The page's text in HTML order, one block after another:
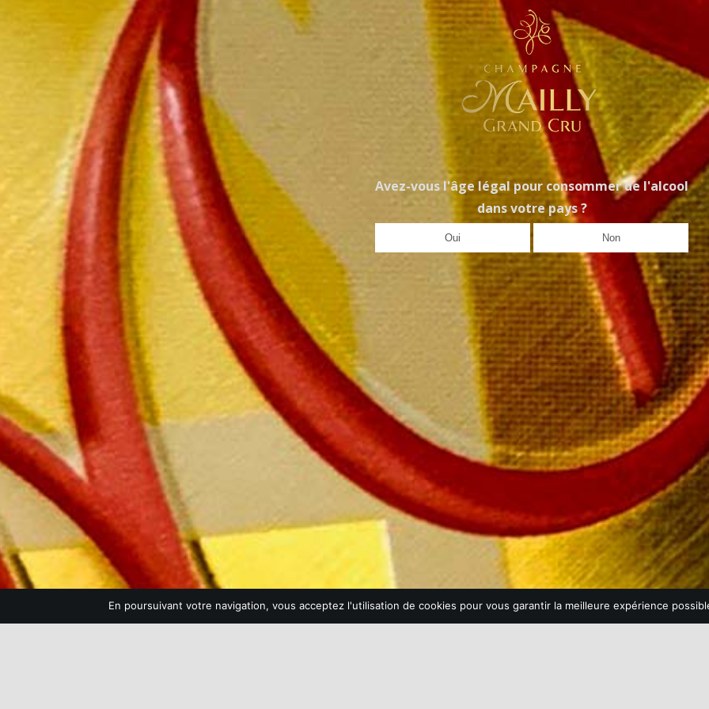
Avez-vous l'âge légal pour consommer de l'alcool
dans votre pays ?
Oui Non
L'abus d'alcool est dangereux pour la santé, à consommez avec modération
La Caisse Dégustation de 12 bouteilles Mailly Grand
599,00 € la caisse dégustation
599,00 € le carton de 12 bouteilles
Paiement rapide et sécurisé
Livraison sous 72 heures
Livraison offerte à partir de 249 € TTC de commande
Champagne MAILLY Grand Cru
28 rue de la Libération – 51500 Mailly Champagne
Tél : 03 26 49 41 10
Nous contacter par email
En poursuivant votre navigation, vous acceptez l'utilisation de cookies pour vous garantir la meilleure expérience